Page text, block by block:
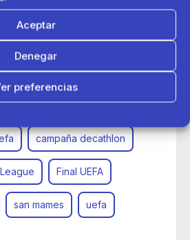
Aceptar
Denegar
preferencias
gigante en la cubierta del San
campaña decathlon
Final UEFA
san mames uefa